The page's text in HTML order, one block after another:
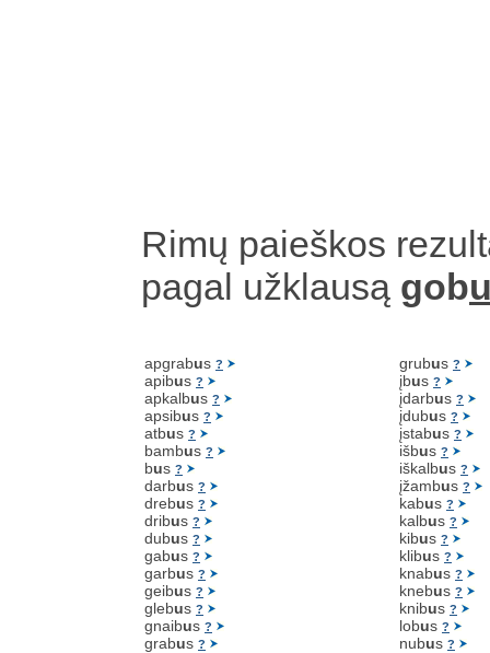
Rimų paieškos
pagal užklausą gob
apgrabus ?
apibus ?
apkalbus ?
apsibus ?
atbus ?
bambus ?
bus ?
darbus ?
drebus ?
dribus ?
dubus ?
gabus ?
garbus ?
geibus ?
glebus ?
gnaibus ?
grabus ?
grubus ?
įbus ?
įdarbus ?
įdubus ?
įstabus ?
išbus ?
iškalbus ?
įžambus ?
kabus ?
kalbus ?
kibus ?
klibus ?
knabus ?
knebus ?
knibus ?
lobus ?
nubus ?